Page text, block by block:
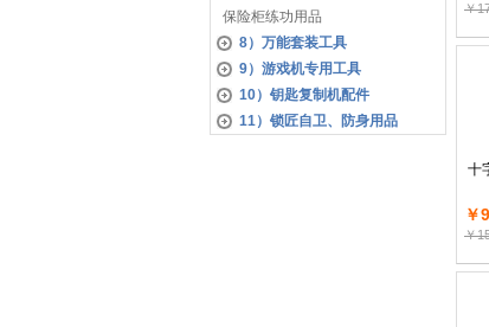
保险柜练功用品
8）万能套装工具
9）游戏机专用工具
10）钥匙复制机配件
11）锁匠自卫、防身用品
￥
十
￥
￥